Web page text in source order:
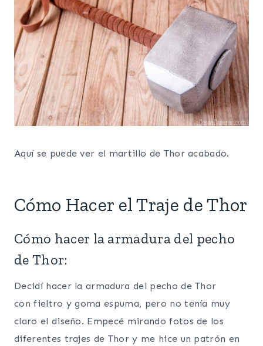
Aquí se puede ver el martillo de Thor acabado.
Cómo Hacer el Traje de Thor
Cómo hacer la armadura del pecho
de Thor:
Decidí hacer la armadura del pecho de Thor
con fieltro y goma espuma, pero no tenía muy
claro el diseño. Empecé mirando fotos de los
diferentes trajes de Thor y me hice un patrón en